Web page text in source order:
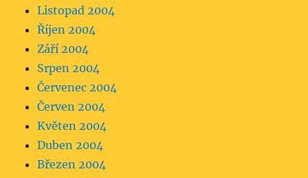
Listopad 2004
Říjen 2004
Září 2004
Srpen 2004
Červenec 2004
Červen 2004
Květen 2004
Duben 2004
Březen 2004